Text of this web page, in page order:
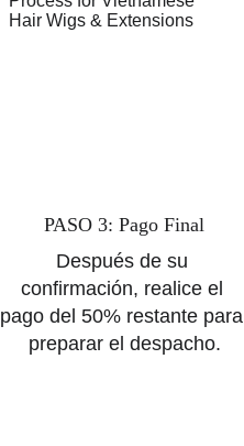
PASO 3: Pago Final
Después de su
confirmación, realice el
pago del 50% restante para
preparar el despacho.